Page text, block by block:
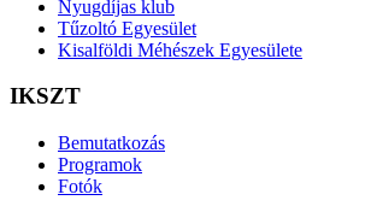
Nyugdíjas klub
Tűzoltó Egyesület
Kisalföldi Méhészek Egyesülete
IKSZT
Bemutatkozás
Programok
Fotók